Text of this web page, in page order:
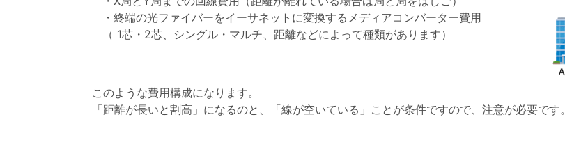
・終端の光ファイバーをイーサネットに変換するメディアコンバーター費用
（ 1芯・2芯、シングル・マルチ、距離などによって種類があります）
このような費用構成になります。
「距離が長いと割高」になるのと、「線が空いている」ことが条件ですので、注意が必要です。